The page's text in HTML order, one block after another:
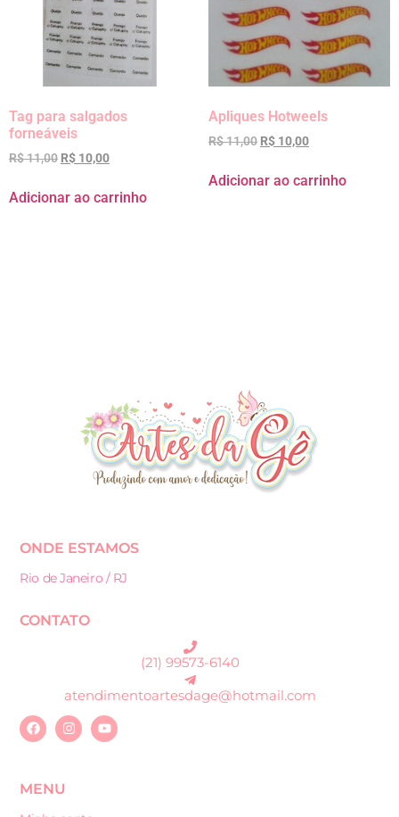
Tag para salgados
forneáveis
R$11,00 R$ 10,00
Adicionar ao carrinho
Apliques Hotweels
R$11,00 R$ 10,00
Adicionar ao carrinho
ONDE ESTAMOS
Rio de Janeiro / RJ
CONTATO
(21) 99573-6140
atendimentoartesdage@hotmail.com
MENU